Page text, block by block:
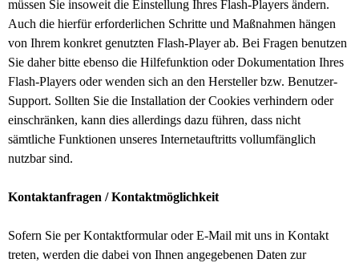
müssen Sie insoweit die Einstellung Ihres Flash-Players ändern.
Auch die hierfür erforderlichen Schritte und Maßnahmen hängen
von Ihrem konkret genutzten Flash-Player ab. Bei Fragen benutzen
Sie daher bitte ebenso die Hilfefunktion oder Dokumentation Ihres
Flash-Players oder wenden sich an den Hersteller bzw. Benutzer-
Support. Sollten Sie die Installation der Cookies verhindern oder
einschränken, kann dies allerdings dazu führen, dass nicht
sämtliche Funktionen unseres Internetauftritts vollumfänglich
nutzbar sind.
Kontaktanfragen / Kontaktmöglichkeit
Sofern Sie per Kontaktformular oder E-Mail mit uns in Kontakt
treten, werden die dabei von Ihnen angegebenen Daten zur